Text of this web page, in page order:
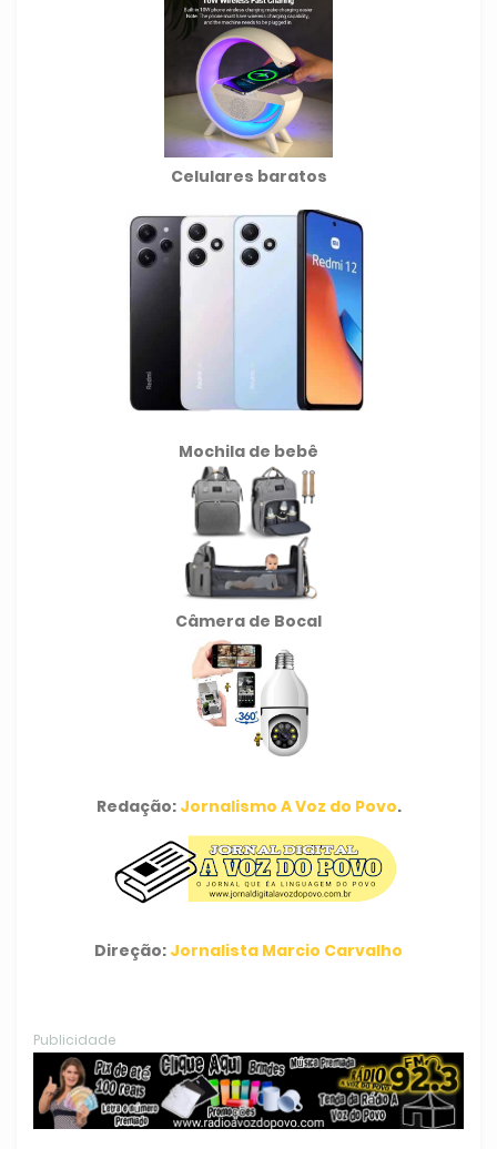
Celulares baratos
Mochila de bebê
Câmera de Bocal
Redação: Jornalismo A Voz do Povo.
Direção: Jornalista Marcio Carvalho
Publicidade